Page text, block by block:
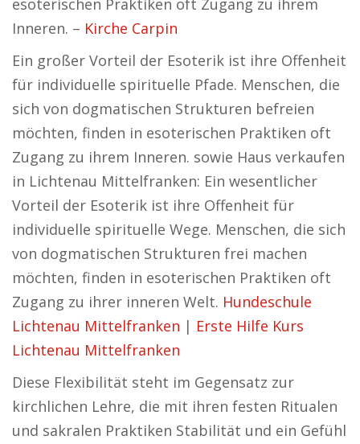
esoterischen Praktiken oft Zugang zu ihrem
Inneren. – Kirche Carpin
Ein großer Vorteil der Esoterik ist ihre Offenheit
für individuelle spirituelle Pfade. Menschen, die
sich von dogmatischen Strukturen befreien
möchten, finden in esoterischen Praktiken oft
Zugang zu ihrem Inneren. sowie Haus verkaufen
in Lichtenau Mittelfranken: Ein wesentlicher
Vorteil der Esoterik ist ihre Offenheit für
individuelle spirituelle Wege. Menschen, die sich
von dogmatischen Strukturen frei machen
möchten, finden in esoterischen Praktiken oft
Zugang zu ihrer inneren Welt. Hundeschule
Lichtenau Mittelfranken | Erste Hilfe Kurs
Lichtenau Mittelfranken
Diese Flexibilität steht im Gegensatz zur
kirchlichen Lehre, die mit ihren festen Ritualen
und sakralen Praktiken Stabilität und ein Gefühl